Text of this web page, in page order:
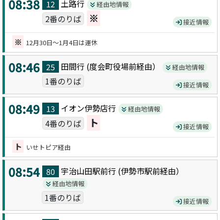
08:38 12 土路行 経由地情報
2番のりば ※ 接近情報
※ 12月30日～1月4日は運休
08:46 25 田間行 (度会町役場前経由） 経由地情報
1番のりば 接近情報
08:49 13 イオン伊勢店行 経由地情報
4番のりば ト 接近情報
ト いせトピア経由
08:54 80 宇治山田駅前行 (伊勢市駅前経由）
経由地情報
1番のりば 接近情報